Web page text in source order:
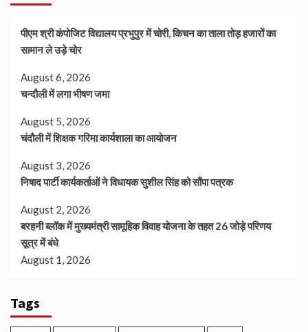
पीएम श्री कंपोजिट विद्यालय प्रभुपुर में चोरी, किचन का ताला तोड़ हजारों का
सामान ले उड़े चोर
August 6, 2026
चन्दौली में लगा भीषण जमा
August 5, 2026
चंदौली में शिक्षक गरिमा कार्यशाला का आयोजन
August 3, 2026
निषाद पार्टी कार्यकर्ताओं ने विधायक सुशील सिंह को सौंपा पत्रक
August 2, 2026
बरहनी ब्लॉक में मुख्यमंत्री सामूहिक विवाह योजना के तहत 26 जोड़े परिणय
सूत्र में बंधे
August 1, 2026
Tags